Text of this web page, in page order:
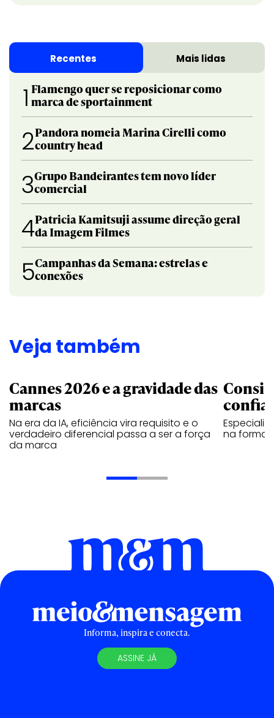
Recentes Mais lidas
1 Flamengo quer se reposicionar como
marca de sportainment
2Pandora nomeia Marina Cirelli como
country head
3Grupo Bandeirantes tem novo líder
comercial
4Patricia Kamitsuji assume direção geral
da Imagem Filmes
5Campanhas da Semana: estrelas e
conexões
Veja também
Cannes 2026 e a gravidade das
marcas
Na era da IA, eficiência vira requisito e o
verdadeiro diferencial passa a ser a força
da marca
na forma
Informa, inspira e conecta.
ASSINE JÁ